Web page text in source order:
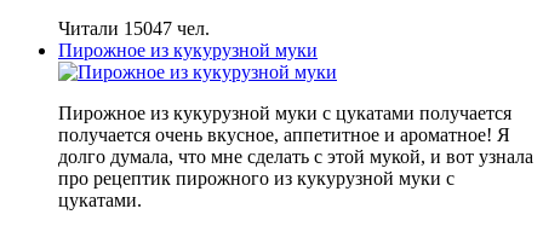
Читали 15047 чел.
Пирожное из кукурузной муки
Пирожное из кукурузной муки с цукатами получается
получается очень вкусное, аппетитное и ароматное! Я
долго думала, что мне сделать с этой мукой, и вот узнала
про рецептик пирожного из кукурузной муки с
цукатами.